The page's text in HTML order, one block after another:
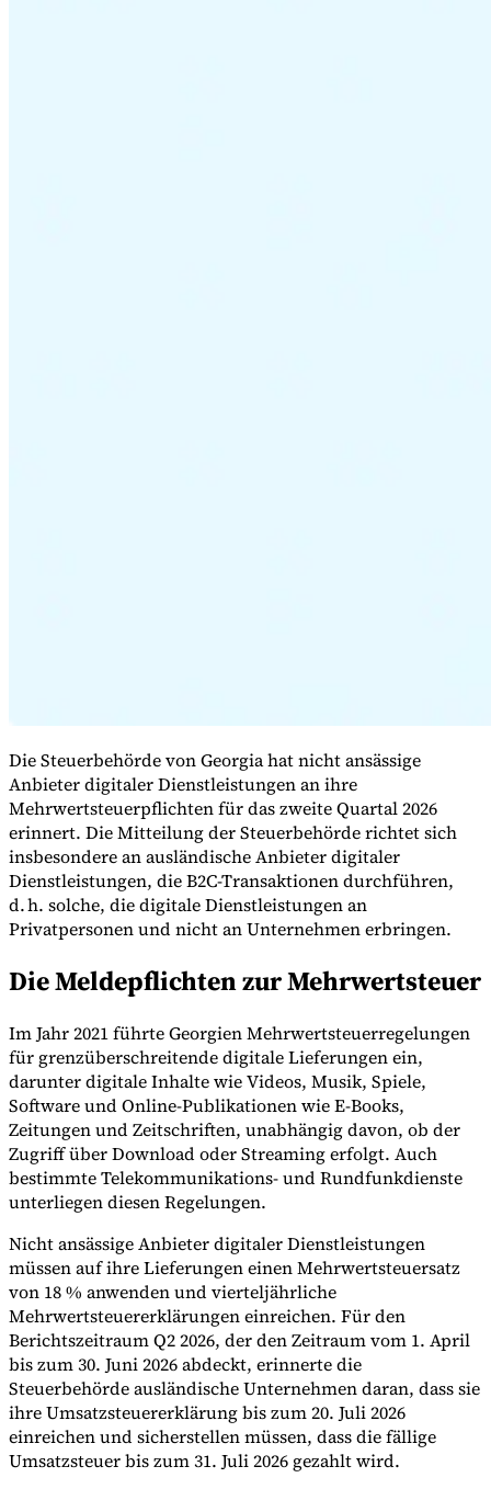
Werkzeuge
VAT-RechnerGST-RechnerVerkaufssteuer-RechnerVAT-
NummernprüferTracker für E-Rechnungs-Mandate
Experts
Unsere AutorenBeitragender werdenWählen Sie einen Experten
Die Steuerbehörde von Georgia hat nicht ansässige
Anbieter digitaler Dienstleistungen an ihre
Mehrwertsteuerpflichten für das zweite Quartal 2026
erinnert. Die Mitteilung der Steuerbehörde richtet sich
insbesondere an ausländische Anbieter digitaler
Dienstleistungen, die B2C-Transaktionen durchführen,
d. h. solche, die digitale Dienstleistungen an
Privatpersonen und nicht an Unternehmen erbringen.
Die Meldepflichten zur Mehrwertsteuer
Im Jahr 2021 führte Georgien Mehrwertsteuerregelungen
für grenzüberschreitende digitale Lieferungen ein,
darunter digitale Inhalte wie Videos, Musik, Spiele,
Software und Online-Publikationen wie E-Books,
Zeitungen und Zeitschriften, unabhängig davon, ob der
Zugriff über Download oder Streaming erfolgt. Auch
bestimmte Telekommunikations- und Rundfunkdienste
unterliegen diesen Regelungen.
Nicht ansässige Anbieter digitaler Dienstleistungen
müssen auf ihre Lieferungen einen Mehrwertsteuersatz
von 18 % anwenden und vierteljährliche
Mehrwertsteuererklärungen einreichen. Für den
Berichtszeitraum Q2 2026, der den Zeitraum vom 1. April
bis zum 30. Juni 2026 abdeckt, erinnerte die
Steuerbehörde ausländische Unternehmen daran, dass sie
ihre Umsatzsteuererklärung bis zum 20. Juli 2026
einreichen und sicherstellen müssen, dass die fällige
Umsatzsteuer bis zum 31. Juli 2026 gezahlt wird.